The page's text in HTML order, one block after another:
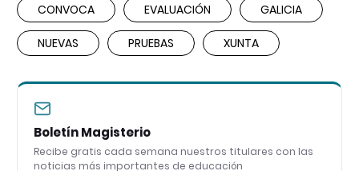
CONVOCA EVALUACIÓN GALICIA
NUEVAS PRUEBAS XUNTA
Boletín Magisterio
Recibe gratis cada semana nuestros titulares con las
noticias más importantes de educación